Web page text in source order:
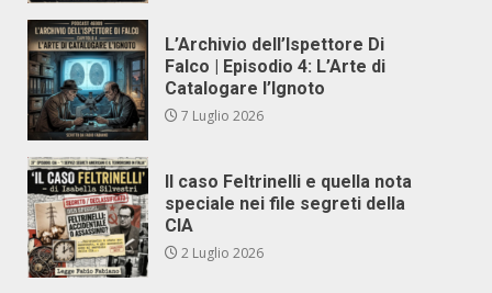
L’Archivio dell’Ispettore Di
Falco | Episodio 4: L’Arte di
Catalogare l’Ignoto
7 Luglio 2026
Il caso Feltrinelli e quella nota
speciale nei file segreti della
CIA
2 Luglio 2026